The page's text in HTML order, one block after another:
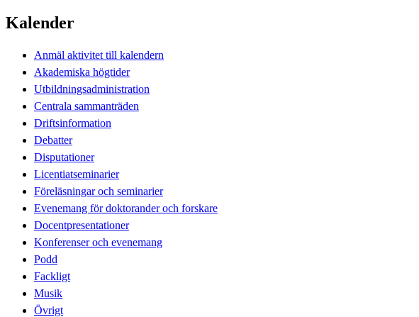
Kalender
Anmäl aktivitet till kalendern
Akademiska högtider
Utbildningsadministration
Centrala sammanträden
Driftsinformation
Debatter
Disputationer
Licentiatseminarier
Föreläsningar och seminarier
Evenemang för doktorander och forskare
Docentpresentationer
Konferenser och evenemang
Podd
Fackligt
Musik
Övrigt